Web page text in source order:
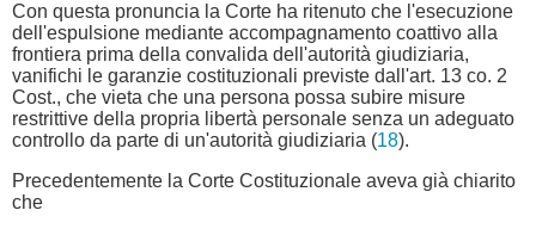
Con questa pronuncia la Corte ha ritenuto che l'esecuzione
dell'espulsione mediante accompagnamento coattivo alla
frontiera prima della convalida dell'autorità giudiziaria,
vanifichi le garanzie costituzionali previste dall'art. 13 co. 2
Cost., che vieta che una persona possa subire misure
restrittive della propria libertà personale senza un adeguato
controllo da parte di un'autorità giudiziaria (18).
Precedentemente la Corte Costituzionale aveva già chiarito
che